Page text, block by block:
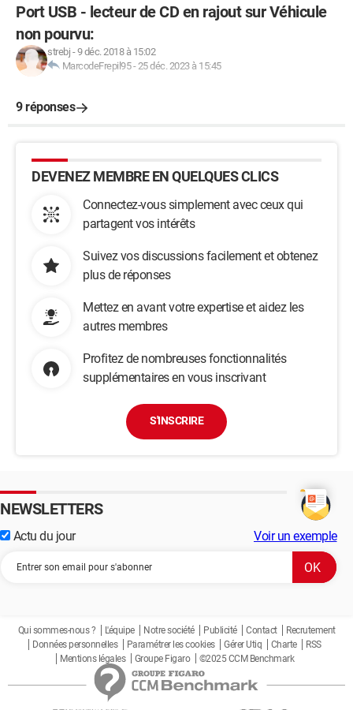
Port USB - lecteur de CD en rajout sur Véhicule
non pourvu:
strebj -9 déc. 2018 à 15:02
MarcodeFrepil95-25 déc. 2023 à 15:45
9 réponses
DEVENEZ MEMBRE EN QUELQUES CLICS
Connectez-vous simplement avec ceux qui
partagent vos intérêts
Suivez vos discussions facilement et obtenez
plus de réponses
Mettez en avant votre expertise et aidez les
autres membres
Profitez de nombreuses fonctionnalités
supplémentaires en vous inscrivant
S'INSCRIRE
NEWSLETTERS
Actu du jour Voir un exemple
Qui sommes-nous ? L'équipe Notre société Publicité Contact
Recrutement
Données personnelles
Paramétrer les cookies Gérer Utiq Charte
RSS
Mentions légales
Groupe Figaro ©2025 CCM Benchmark